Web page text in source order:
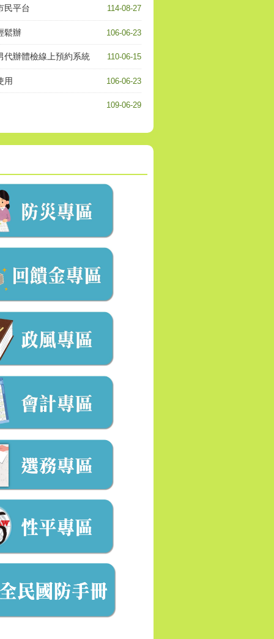
114-08-27
民平台
106-06-23
鬆辦
110-06-15
代辦體檢線上預約系統
106-06-23
用
109-06-29